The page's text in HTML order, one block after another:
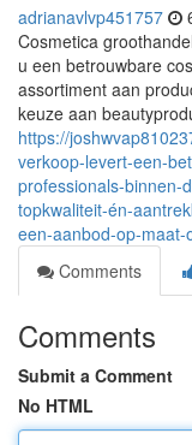
adrianavlvp451757
Cosmetica
u een betrouwbare
assortiment aan
keuze aan
https://
verkoop-levert-een-
professionals-binnen-
topkwaliteit-én-
een-aanbod-op-maat-
Comments
Comments
Submit a Comment
No HTML